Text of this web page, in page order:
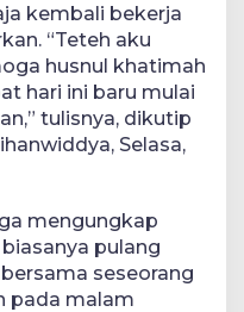
kembali bekerja
“Teteh aku
husnul khatimah
hari ini baru mulai
tulisnya, dikutip
Selasa,
mengungkap
pulang
seseorang
pada malam